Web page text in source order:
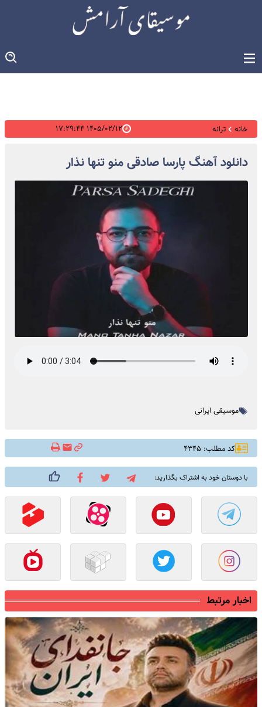
خانه ترانه ۱۴۰۵/۰۲/۱۲ ۱۷:۲۹:۴۴
دانلود آهنگ پارسا صادقی منو تنها نذار
موسیقی ایرانی
کد مطلب: ۴۳۴۵
با دوستان خود به اشتراک بگذارید:
اخبار مرتبط